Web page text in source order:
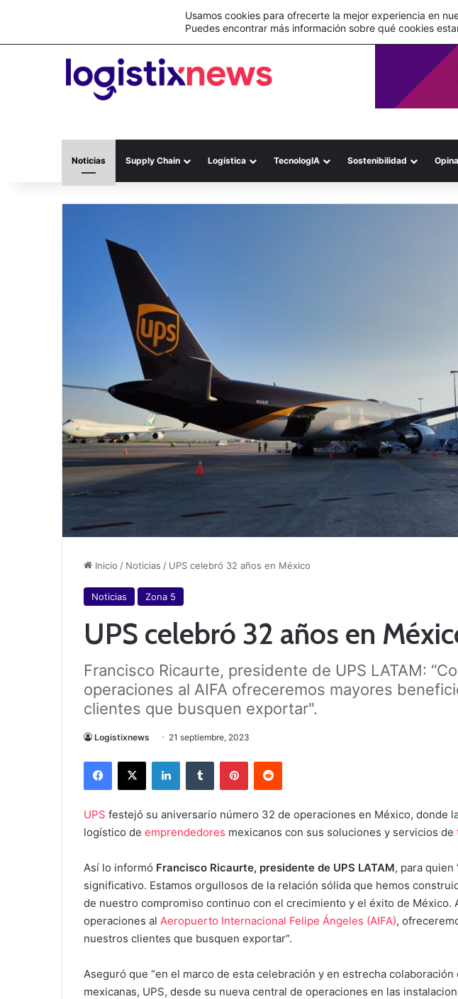
Noticias Supply Chain Logística TecnologIA Sostenibilidad
Inicio / Noticias / UPS celebró 32 años en México
Noticias Zona 5
UPS celebró 32 años en
Francisco Ricaurte, presidente de UPS LATAM:
operaciones al AIFA ofreceremos mayores
clientes que busquen exportar".
Logistixnews 21 septiembre, 2023
UPS festejó su aniversario número 32 de operaciones en México, donde
logístico de emprendedores mexicanos con sus soluciones y servicios de
Así lo informó Francisco Ricaurte, presidente de UPS LATAM, para quien
significativo. Estamos orgullosos de la relación sólida que hemos
de nuestro compromiso continuo con el crecimiento y el éxito de México.
operaciones al Aeropuerto Internacional Felipe Ángeles (AIFA),
nuestros clientes que busquen exportar”.
Aseguró que “en el marco de esta celebración y en estrecha colaboración
mexicanas, UPS, desde su nueva central de operaciones en las
Usamos cookies para ofrecerte la mejor experiencia en
Puedes encontrar más información sobre qué cookies